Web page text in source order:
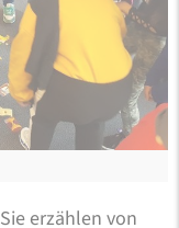
erzählen von